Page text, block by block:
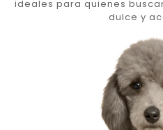
ideales para quienes
dulce y